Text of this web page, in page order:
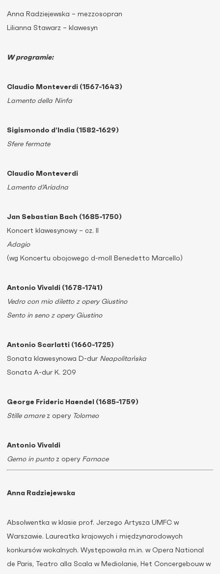
Anna Radziejewska – mezzosopran
Lilianna Stawarz – klawesyn
W programie:
Claudio Monteverdi (1567-1643)
Lamento della Ninfa
Sigismondo d’India (1582-1629)
Sfere fermate
Claudio Monteverdi
Lamento d’Ariadna
Jan Sebastian Bach (1685-1750)
Koncert klawesynowy – cz. II
Adagio
(wg Koncertu obojowego d-moll Benedetto Marcello)
Antonio Vivaldi (1678-1741)
Vedro con mio diletto z opery Giustino
Sento in seno z opery Giustino
Antonio Scarlatti (1660-1725)
Sonata klawesynowa D-dur Neapolitańska
Sonata A-dur K. 209
George Frideric Haendel (1685-1759)
Stille amarez opery Tolomeo
Antonio Vivaldi
Gemo in puntoz opery Farnace
Anna Radziejewska
Absolwentka w klasie prof. Jerzego Artysza UMFC w
Warszawie. Laureatka krajowych i międzynarodowych
konkursów wokalnych. Występowała m.in. w Opera National
de Paris, Teatro alla Scala w Mediolanie, Het Concergebouw w